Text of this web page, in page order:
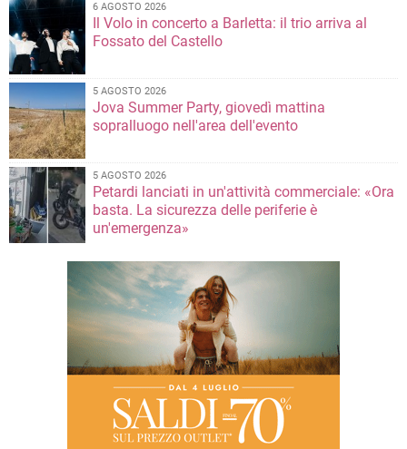
6 AGOSTO 2026
Il Volo in concerto a Barletta: il trio arriva al
Fossato del Castello
5 AGOSTO 2026
Jova Summer Party, giovedì mattina
sopralluogo nell'area dell'evento
5 AGOSTO 2026
Petardi lanciati in un'attività commerciale: «Ora
basta. La sicurezza delle periferie è
un'emergenza»